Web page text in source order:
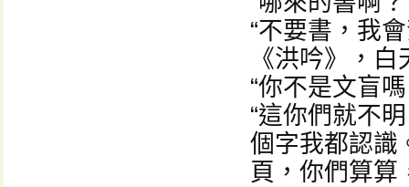
“不要書，我
《洪吟》，
“你不是文盲
“這你們就不
個字我都認識
頁，你們算算